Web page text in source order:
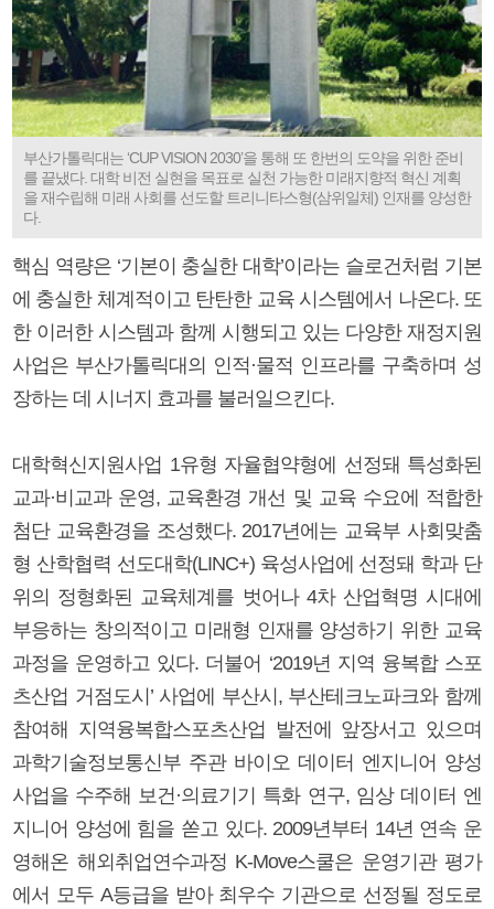
부산가톨릭대는 ‘CUP VISION 2030’을 통해 또 한번의 도약을 위한 준비
를 끝냈다. 대학 비전 실현을 목표로 실천 가능한 미래지향적 혁신 계획
을 재수립해 미래 사회를 선도할 트리니타스형(삼위일체) 인재를 양성한
다.
핵심 역량은 ‘기본이 충실한 대학’이라는 슬로건처럼 기본
에 충실한 체계적이고 탄탄한 교육 시스템에서 나온다. 또
한 이러한 시스템과 함께 시행되고 있는 다양한 재정지원
사업은 부산가톨릭대의 인적·물적 인프라를 구축하며 성
장하는 데 시너지 효과를 불러일으킨다.
대학혁신지원사업 1유형 자율협약형에 선정돼 특성화된
교과·비교과 운영, 교육환경 개선 및 교육 수요에 적합한
첨단 교육환경을 조성했다. 2017년에는 교육부 사회맞춤
형 산학협력 선도대학(LINC+) 육성사업에 선정돼 학과 단
위의 정형화된 교육체계를 벗어나 4차 산업혁명 시대에
부응하는 창의적이고 미래형 인재를 양성하기 위한 교육
과정을 운영하고 있다. 더불어 ‘2019년 지역 융복합 스포
츠산업 거점도시’ 사업에 부산시, 부산테크노파크와 함께
참여해 지역융복합스포츠산업 발전에 앞장서고 있으며
과학기술정보통신부 주관 바이오 데이터 엔지니어 양성
사업을 수주해 보건·의료기기 특화 연구, 임상 데이터 엔
지니어 양성에 힘을 쏟고 있다. 2009년부터 14년 연속 운
영해온 해외취업연수과정 K-Move스쿨은 운영기관 평가
에서 모두 A등급을 받아 최우수 기관으로 선정될 정도로